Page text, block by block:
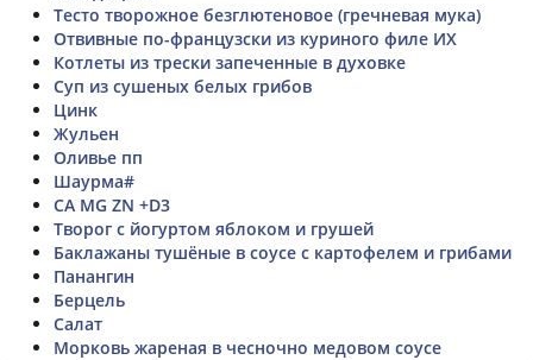
Тесто творожное безглютеновое (гречневая мука)
Отвивные по-французски из куриного филе ИХ
Котлеты из трески запеченные в духовке
Суп из сушеных белых грибов
Цинк
Жульен
Оливье пп
Шаурма#
CA MG ZN +D3
Творог с йогуртом яблоком и грушей
Баклажаны тушёные в соусе с картофелем и грибами
Панангин
Берцель
Салат
Морковь жареная в чесночно медовом соусе